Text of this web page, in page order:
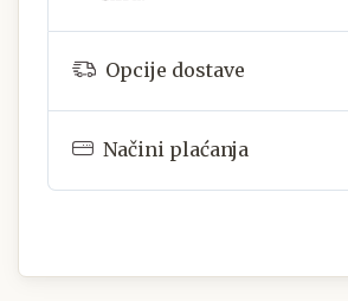
Opcije dostave
Načini plaćanja